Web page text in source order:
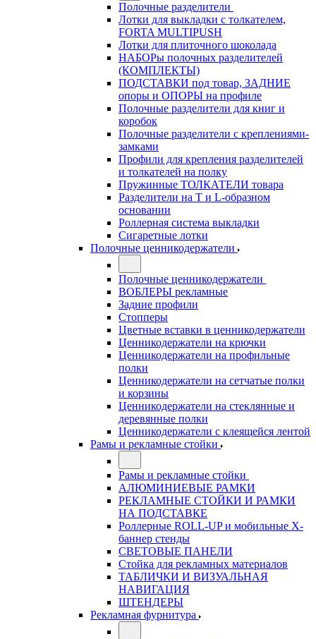
Полочные разделители
Лотки для выкладки с толкателем,
FORTA MULTIPUSH
Лотки для плиточного шоколада
НАБОРы полочных разделителей
(КОМПЛЕКТЫ)
ПОДСТАВКИ под товар, ЗАДНИЕ
опоры и ОПОРЫ на профиле
Полочные разделители для книг и
коробок
Полочные разделители с креплениями-
замками
Профили для крепления разделителей
и толкателей на полку
Пружинные ТОЛКАТЕЛИ товара
Разделители на Т и L-образном
основании
Роллерная система выкладки
Сигаретные лотки
Полочные ценникодержатели
Полочные ценникодержатели
ВОБЛЕРЫ рекламные
Задние профили
Стопперы
Цветные вставки в ценникодержатели
Ценникодержатели на крючки
Ценникодержатели на профильные
полки
Ценникодержатели на сетчатые полки
и корзины
Ценникодержатели на стеклянные и
деревянные полки
Ценникодержатели с клеящейся лентой
Рамы и рекламные стойки
Рамы и рекламные стойки
АЛЮМИНИЕВЫЕ РАМКИ
РЕКЛАМНЫЕ СТОЙКИ И РАМКИ
НА ПОДСТАВКЕ
Роллерные ROLL-UP и мобильные X-
баннер стенды
СВЕТОВЫЕ ПАНЕЛИ
Стойка для рекламных материалов
ТАБЛИЧКИ И ВИЗУАЛЬНАЯ
НАВИГАЦИЯ
ШТЕНДЕРЫ
Рекламная фурнитура